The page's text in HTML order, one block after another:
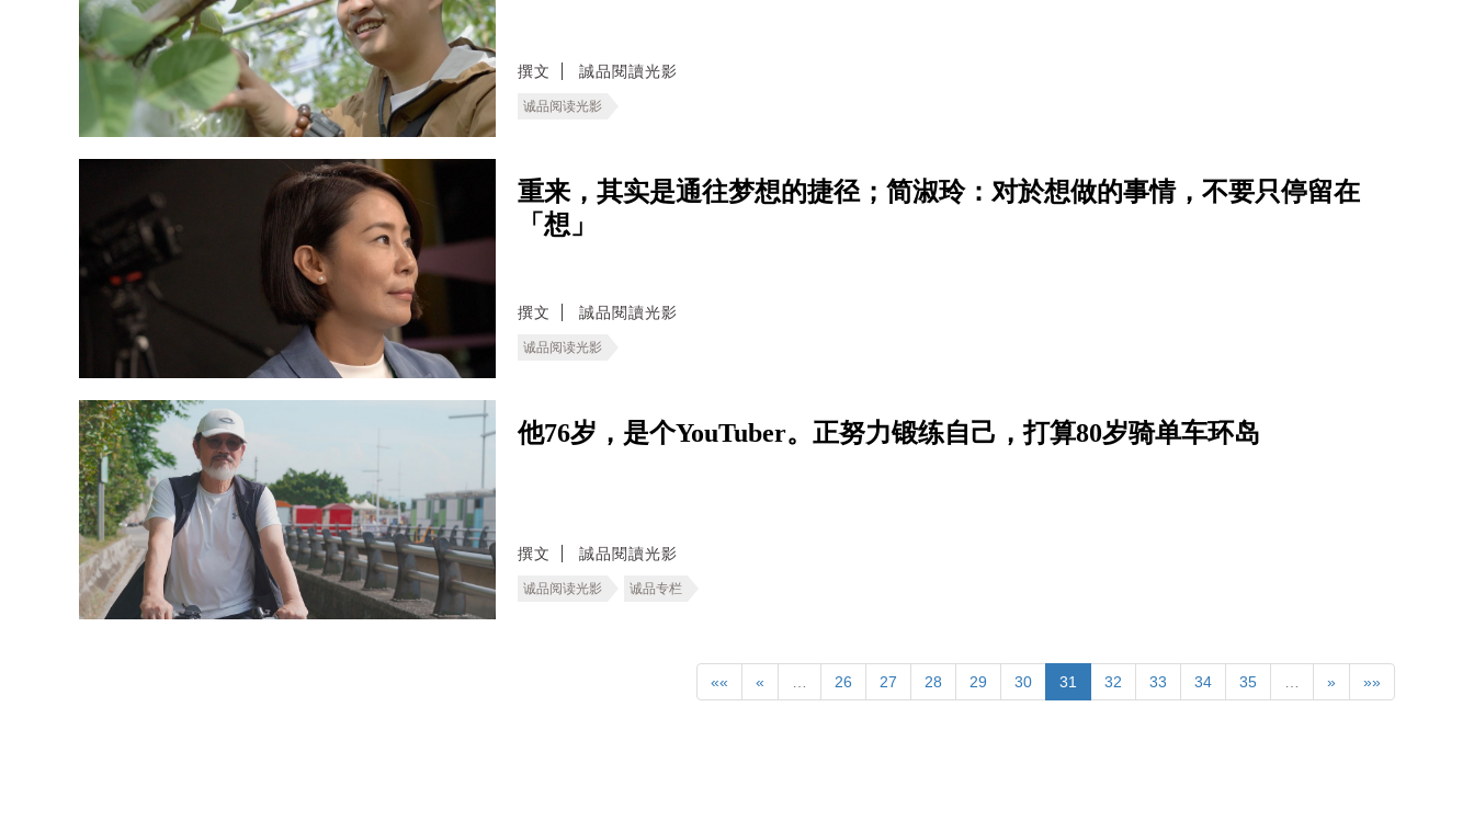
撰文 誠品閱讀光影
诚品阅读光影
重来，其实是通往梦想的捷径；简淑玲：对於想做的事情，不要只停留在
「想」
撰文 誠品閱讀光影
诚品阅读光影
他76岁，是个YouTuber。正努力锻练自己，打算80岁骑单车环岛
撰文 誠品閱讀光影
诚品阅读光影 诚品专栏
«« « … 26 27 28 29 30 31 32 33 34 35 … » »»